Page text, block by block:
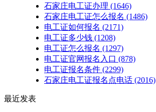
石家庄电工证办理 (1646)
石家庄电工证怎么报名 (1486)
电工证如何报名 (2171)
电工证多少钱 (1208)
电工证怎么报名 (1297)
电工证官网报名入口 (878)
电工证报名条件 (2299)
石家庄电工证报名点电话 (2016)
最近发表